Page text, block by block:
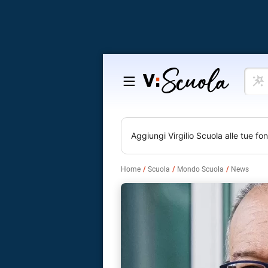
Salta
contenuto
Cosa
vuoi
Aggiungi Virgilio Scuola alle tue
Home Scuola Mondo Scuola News